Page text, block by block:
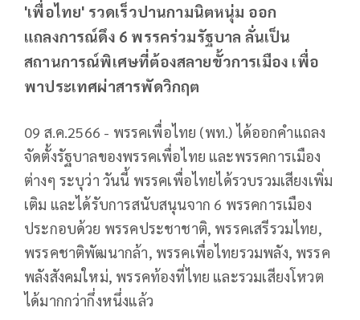
'เพื่อไทย' รวดเร็วปานกามนิตหนุ่ม ออก
แถลงการณ์ดึง 6 พรรคร่วมรัฐบาล ลั่นเป็น
สถานการณ์พิเศษที่ต้องสลายขั้วการเมือง เพื่อ
พาประเทศผ่าสารพัดวิกฤต
09 ส.ค.2566 - พรรคเพื่อไทย (พท.) ได้ออกคำแถลง
จัดตั้งรัฐบาลของพรรคเพื่อไทย และพรรคการเมือง
ต่างๆ ระบุว่า วันนี้ พรรคเพื่อไทยได้รวบรวมเสียงเพิ่ม
เติม และได้รับการสนับสนุนจาก 6 พรรคการเมือง
ประกอบด้วย พรรคประชาชาติ, พรรคเสรีรวมไทย,
พรรคชาติพัฒนากล้า, พรรคเพื่อไทยรวมพลัง, พรรค
พลังสังคมใหม่, พรรคท้องที่ไทย และรวมเสียงโหวต
ได้มากกว่ากึ่งหนึ่งแล้ว